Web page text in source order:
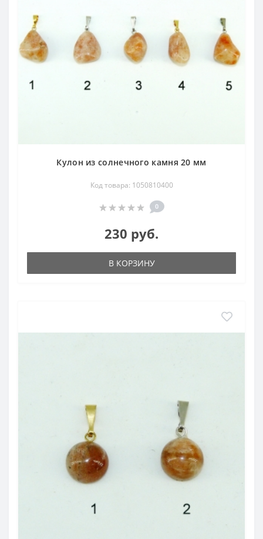
Кулон из солнечного камня 20 мм
Код товара: 1050810400
0
230 руб.
В КОРЗИНУ